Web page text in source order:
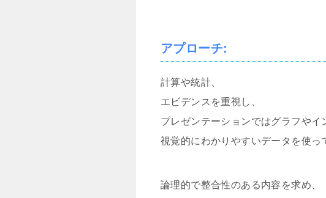
アプローチ:
計算や統計、
エビデンスを重視し、
プレゼンテーションではグラフやイ
視覚的にわかりやすいデータを使っ
論理的で整合性のある内容を求め、